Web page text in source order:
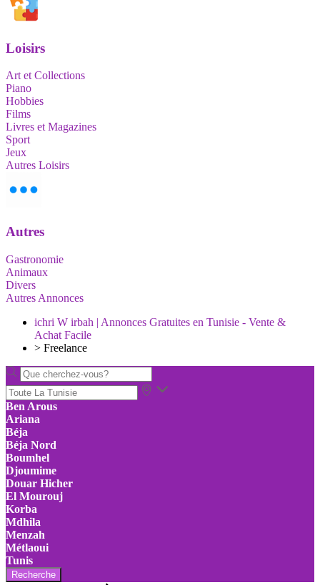
Loisirs
Art et Collections
Piano
Hobbies
Films
Livres et Magazines
Sport
Jeux
Autres Loisirs
Autres
Gastronomie
Animaux
Divers
Autres Annonces
ichri W irbah | Annonces Gratuites en Tunisie - Vente &
Achat Facile
> Freelance
Ben Arous
Ariana
Béja
Béja Nord
Boumhel
Djoumime
Douar Hicher
El Mourouj
Korba
Mdhila
Menzah
Métlaoui
Tunis
Recherche